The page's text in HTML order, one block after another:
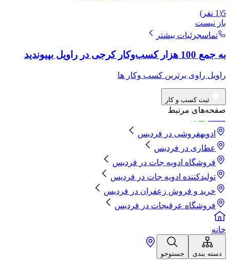
5
(
1 نفر)
باز نیست
تماسجزئیات بیشتر
به جمع 100 هزار کسب‌وکار کرجی در راویل بپیوندید
راویل راوی برترین کسب وکار ها
ثبت کسب و کار
صفحه‌های مرتبط
ادویهفروشی در فردیس
عطاری در فردیس
فروشگاه ادویه جات در فردیس
تولیدکننده ادویه جات در فردیس
خرید و فروش زعفران در فردیس
فروشگاه عرقیجات در فردیس
خانه
دسته بندی جستوجو